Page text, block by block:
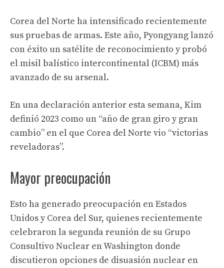
Corea del Norte ha intensificado recientemente
sus pruebas de armas. Este año, Pyongyang lanzó
con éxito un satélite de reconocimiento y probó
el misil balístico intercontinental (ICBM) más
avanzado de su arsenal.
En una declaración anterior esta semana, Kim
definió 2023 como un “año de gran giro y gran
cambio” en el que Corea del Norte vio “victorias
reveladoras”.
Mayor preocupación
Esto ha generado preocupación en Estados
Unidos y Corea del Sur, quienes recientemente
celebraron la segunda reunión de su Grupo
Consultivo Nuclear en Washington donde
discutieron opciones de disuasión nuclear en